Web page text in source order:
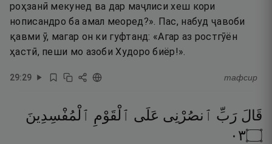
роҳзанӣ мекунед ва дар маҷлиси хеш кори
нописандро ба амал меоред?». Пас, набуд ҷавоби
қавми ӯ, магар он ки гуфтанд: «Агар аз ростгӯён
ҳастӣ, пеши мо азоби Худоро биёр!».
29:29 тафсир
قَالَ رَبِّ ٱنصُرْنِى عَلَى ٱلْقَوْمِ ٱلْمُفْسِدِينَ
۝٣٠